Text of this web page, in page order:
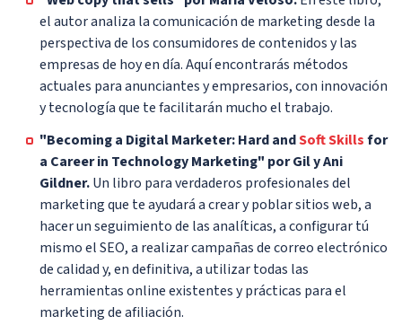
el autor analiza la comunicación de marketing desde la
perspectiva de los consumidores de contenidos y las
empresas de hoy en día. Aquí encontrarás métodos
actuales para anunciantes y empresarios, con innovación
y tecnología que te facilitarán mucho el trabajo.
"Becoming a Digital Marketer: Hard andSoft Skillsfor
a Career in Technology Marketing" por Gil y Ani
Gildner.Un libro para verdaderos profesionales del
marketing que te ayudará a crear y poblar sitios web, a
hacer un seguimiento de las analíticas, a configurar tú
mismo el SEO, a realizar campañas de correo electrónico
de calidad y, en definitiva, a utilizar todas las
herramientas online existentes y prácticas para el
marketing de afiliación.